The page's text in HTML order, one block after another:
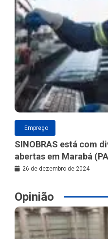
Emprego
SINOBRAS está com
abertas em Marabá
26 de dezembro de 2024
Opinião